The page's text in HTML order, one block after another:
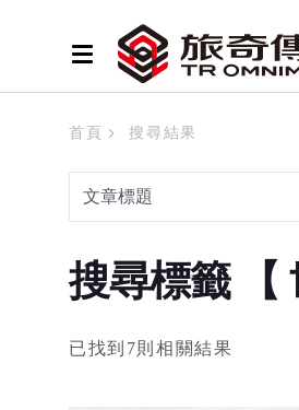
首頁 搜尋結果
搜尋標籤 【
已找到7則相關結果